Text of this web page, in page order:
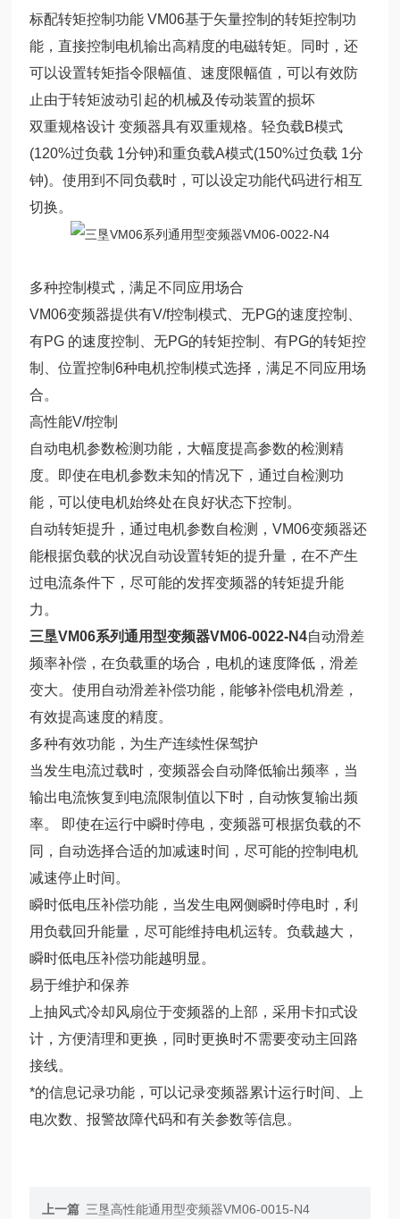
标配转矩控制功能 VM06基于矢量控制的转矩控制功
能，直接控制电机输出高精度的电磁转矩。同时，还
可以设置转矩指令限幅值、速度限幅值，可以有效防
止由于转矩波动引起的机械及传动装置的损坏
双重规格设计 变频器具有双重规格。轻负载B模式
(120%过负载 1分钟)和重负载A模式(150%过负载 1分
钟)。使用到不同负载时，可以设定功能代码进行相互
切换。
多种控制模式，满足不同应用场合
VM06变频器提供有V/f控制模式、无PG的速度控制、
有PG 的速度控制、无PG的转矩控制、有PG的转矩控
制、位置控制6种电机控制模式选择，满足不同应用场
合。
高性能V/f控制
自动电机参数检测功能，大幅度提高参数的检测精
度。即使在电机参数未知的情况下，通过自检测功
能，可以使电机始终处在良好状态下控制。
自动转矩提升，通过电机参数自检测，VM06变频器还
能根据负载的状况自动设置转矩的提升量，在不产生
过电流条件下，尽可能的发挥变频器的转矩提升能
力。
三垦VM06系列通用型变频器VM06-0022-N4自动滑差
频率补偿，在负载重的场合，电机的速度降低，滑差
变大。使用自动滑差补偿功能，能够补偿电机滑差，
有效提高速度的精度。
多种有效功能，为生产连续性保驾护
当发生电流过载时，变频器会自动降低输出频率，当
输出电流恢复到电流限制值以下时，自动恢复输出频
率。 即使在运行中瞬时停电，变频器可根据负载的不
同，自动选择合适的加减速时间，尽可能的控制电机
减速停止时间。
瞬时低电压补偿功能，当发生电网侧瞬时停电时，利
用负载回升能量，尽可能维持电机运转。负载越大，
瞬时低电压补偿功能越明显。
易于维护和保养
上抽风式冷却风扇位于变频器的上部，采用卡扣式设
计，方便清理和更换，同时更换时不需要变动主回路
接线。
*的信息记录功能，可以记录变频器累计运行时间、上
电次数、报警故障代码和有关参数等信息。
上一篇 三垦高性能通用型变频器VM06-0015-N4